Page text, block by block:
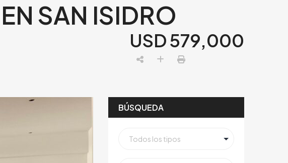
SAN ISIDRO
USD 579,000
BÚSQUEDA